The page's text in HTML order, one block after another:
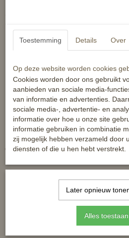
Pessoa longeerhulp
€ 34,95 €
Toestemming Details Over
Op deze website worden cookies
Cookies worden door ons gebruikt
aanbieden van sociale media-
van informatie en advertenties.
sociale media-, advertentie- en
informatie over hoe u onze site
informatie gebruiken in combinatie
zij mogelijk hebben verzameld door
diensten of die u hen hebt verstrekt.
Later opnieuw
Alles toestaan